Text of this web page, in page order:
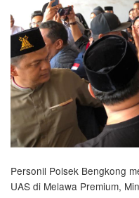
Personil Polsek Bengkong
UAS di Melawa Premium,